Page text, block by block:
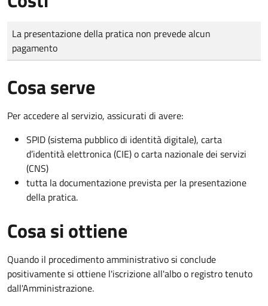
Tipo di pagamento
Importo
La presentazione della pratica non prevede alcun
pagamento
Cosa serve
Per accedere al servizio, assicurati di avere:
SPID (sistema pubblico di identità digitale), carta
d’identità elettronica (CIE) o carta nazionale dei servizi
(CNS)
tutta la documentazione prevista per la presentazione
della pratica.
Cosa si ottiene
Quando il procedimento amministrativo si conclude
positivamente si ottiene l'iscrizione all'albo o registro tenuto
dall'Amministrazione.